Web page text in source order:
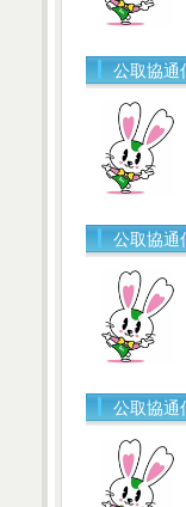
公取協通
公取協通
公取協通